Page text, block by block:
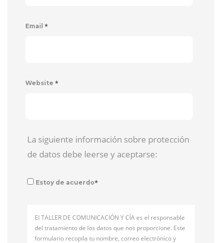
Email *
Website *
La siguiente información sobre protección
de datos debe leerse y aceptarse:
Estoy de acuerdo*
El TALLER DE COMUNICACIÓN Y CÍA es el responsable
del tratamiento de los datos que nos proporcione. Este
formulario recopila tu nombre, correo electrónico y